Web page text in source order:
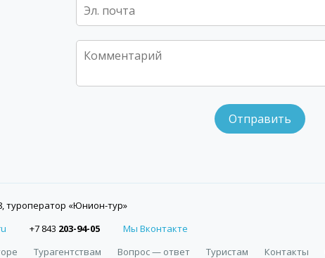
туроператор «Юнион-тур»
+7 843 203-94-05
Мы Вконтакте
Турагентствам Вопрос — ответ Туристам Контакты